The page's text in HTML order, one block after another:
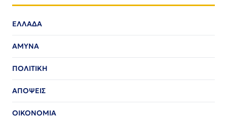
ΕΛΛΑΔΑ
ΑΜΥΝΑ
ΠΟΛΙΤΙΚΗ
ΑΠΟΨΕΙΣ
ΟΙΚΟΝΟΜΙΑ